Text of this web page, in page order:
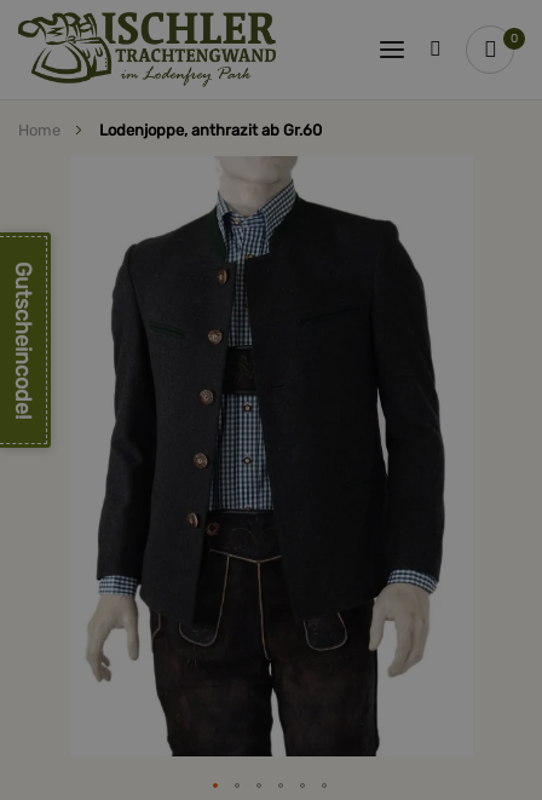
0
Home Lodenjoppe, anthrazit ab Gr.60
springen
Gutscheincode!